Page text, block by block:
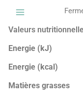
content
Valeurs
Energie (kJ)
Energie (kcal)
Matières grasses